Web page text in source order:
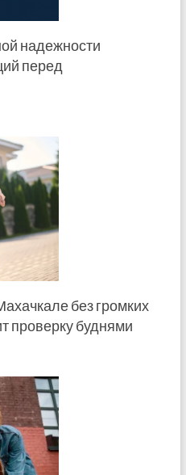
надежности
перед
без громких
проверку буднями